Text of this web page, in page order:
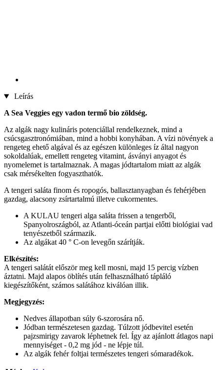
Leírás
A Sea Veggies egy vadon termő bio zöldség.
Az algák nagy kulináris potenciállal rendelkeznek, mind a
csúcsgasztronómiában, mind a hobbi konyhában. A vízi növények a
rengeteg ehető algával és az egészen különleges íz által nagyon
sokoldalúak, emellett rengeteg vitamint, ásványi anyagot és
nyomelemet is tartalmaznak. A magas jódtartalom miatt az algák
csak mérsékelten fogyaszthatók.
A tengeri saláta finom és ropogós, ballasztanyagban és fehérjében
gazdag, alacsony zsírtartalmú illetve cukormentes.
A KULAU tengeri alga saláta frissen a tengerből,
Spanyolroszágból, az Atlanti-óceán partjai előtti biológiai vad
tenyészetből származik.
Az algákat 40 ° C-on levegőn szárítják.
Elkészítés:
A tengeri salátát először meg kell mosni, majd 15 percig vízben
áztatni. Majd alapos öblítés után felhasználható tápláló
kiegészítőként, számos salátához kiválóan illik.
Megjegyzés:
Nedves állapotban súly 6-szorosára nő.
Jódban természetesen gazdag. Túlzott jódbevitel esetén
pajzsmirigy zavarok léphetnek fel. Így az ajánlott átlagos napi
mennyiséget - 0,2 mg jód - ne lépje túl.
Az algák fehér foltjai természetes tengeri sómaradékok.